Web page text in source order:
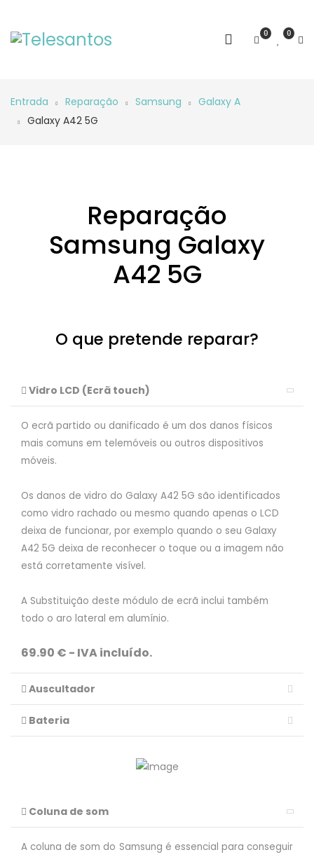
0 0
Entrada Reparação Samsung
Galaxy A
Galaxy A42 5G
Reparação
Samsung Galaxy
A42 5G
O que pretende reparar?
Vidro LCD (Ecrã touch)
O ecrã partido ou danificado é um dos danos físicos
mais comuns em telemóveis ou outros dispositivos
móveis.
Os danos de vidro do Galaxy A42 5G são identificados
como vidro rachado ou mesmo quando apenas o LCD
deixa de funcionar, por exemplo quando o seu Galaxy
A42 5G deixa de reconhecer o toque ou a imagem não
está corretamente visível.
A Substituição deste módulo de ecrã inclui também
todo o aro lateral em alumínio.
69.90 € - IVA incluído.
Auscultador
Bateria
Coluna de som
A coluna de som do Samsung é essencial para conseguir